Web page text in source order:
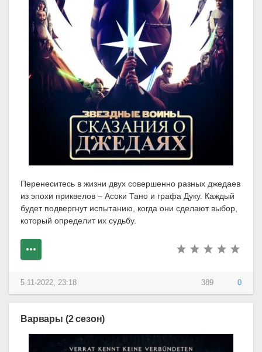
Перенеситесь в жизни двух совершенно разных джедаев
из эпохи приквелов – Асоки Тано и графа Дуку. Каждый
будет подвергнут испытанию, когда они сделают выбор,
который определит их судьбу.
389 0
5-11-2022, 23:18
Варвары (2 сезон)